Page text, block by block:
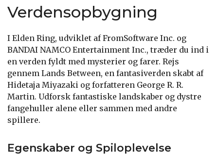
Verdensopbygning
I Elden Ring, udviklet af FromSoftware Inc. og
BANDAI NAMCO Entertainment Inc., træder du ind i
en verden fyldt med mysterier og farer. Rejs
gennem Lands Between, en fantasiverden skabt af
Hidetaja Miyazaki og forfatteren George R. R.
Martin. Udforsk fantastiske landskaber og dystre
fangehuller alene eller sammen med andre
spillere.
Egenskaber og Spiloplevelse